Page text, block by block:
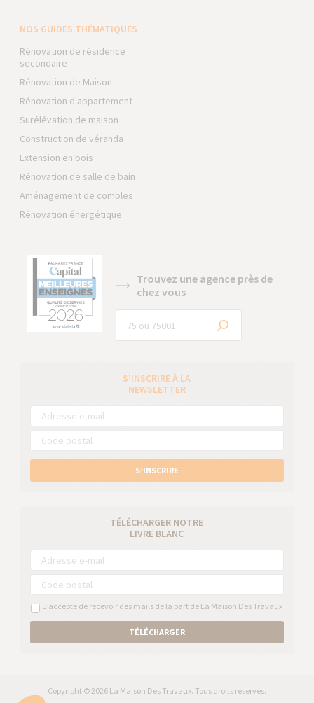
NOS GUIDES THÉMATIQUES
Rénovation de résidence
secondaire
Rénovation de Maison
Rénovation d'appartement
Surélévation de maison
Construction de véranda
Extension en bois
Rénovation de salle de bain
Aménagement de combles
Rénovation énergétique
Trouvez une agence près de
chez vous
S’INSCRIRE À LA
NEWSLETTER
S’INSCRIRE
TÉLÉCHARGER NOTRE
LIVRE BLANC
J’accepte de recevoir des mails de la part de La Maison Des Travaux
TÉLÉCHARGER
Copyright © 2026 La Maison Des Travaux. Tous droits réservés.